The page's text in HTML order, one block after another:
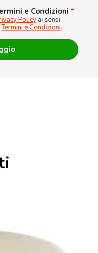
e Condizioni *
Policy ai sensi
Termini e Condizioni.